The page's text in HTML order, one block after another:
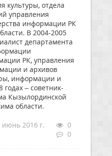
культуры, отдела
управления
информации РК
В 2004-2005
департамента
РК, управления
и архивов
информации и
годах – советник-
Кызылординской
области.
июнь 2016 г.
0
0